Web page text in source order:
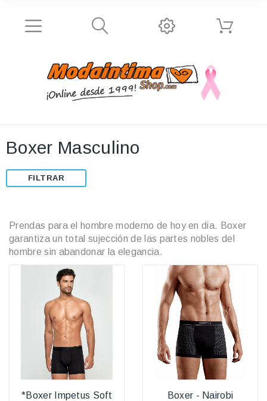
Boxer Masculino
Prendas para el hombre moderno de hoy en dia. Boxer
garantiza un total sujección de las partes nobles del
hombre sin abandonar la elegancia.
*Boxer Impetus Soft
Boxer - Nairobi
FILTRAR